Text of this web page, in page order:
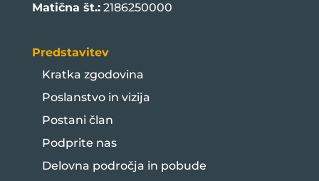
Matična št.:2186250000
Predstavitev
Kratka zgodovina
Poslanstvo in vizija
Postani član
Podprite nas
Delovna področja in pobude